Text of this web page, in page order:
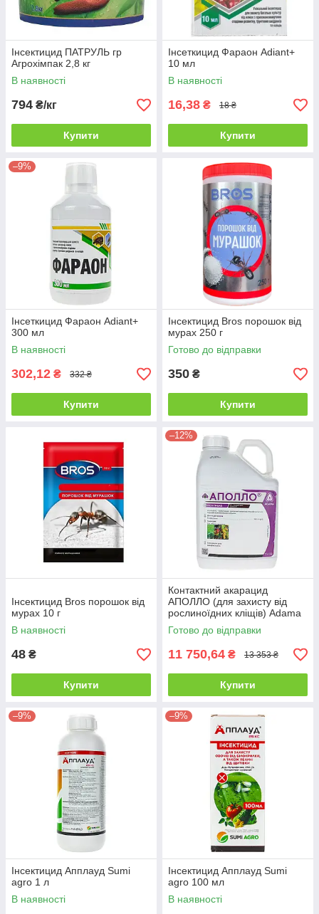
Інсектицид ПАТРУЛЬ гр
Агрохімпак 2,8 кг
В наявності
794 ₴/кг
Купити
Інсеткицид Фараон Adiant+
10 мл
В наявності
16,38 ₴ 18 ₴
Купити
–9%
Інсеткицид Фараон Adiant+
300 мл
В наявності
302,12 ₴ 332 ₴
Купити
Інсектицид Bros порошок від
мурах 250 г
Готово до відправки
350 ₴
Купити
Інсектицид Bros порошок від
мурах 10 г
В наявності
48 ₴
Купити
–12%
Контактний акарацид
АПОЛЛО (для захисту від
рослиноїдних кліщів) Adama
5 л
Готово до відправки
11 750,64 ₴ 13 353 ₴
Купити
–9%
Інсектицид Апплауд Sumi
agro 1 л
В наявності
–9%
Інсектицид Апплауд Sumi
agro 100 мл
В наявності